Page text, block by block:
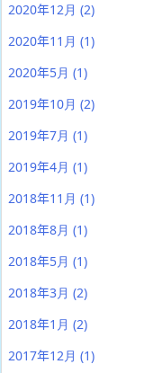
2020年12月 (2)
2020年11月 (1)
2020年5月 (1)
2019年10月 (2)
2019年7月 (1)
2019年4月 (1)
2018年11月 (1)
2018年8月 (1)
2018年5月 (1)
2018年3月 (2)
2018年1月 (2)
2017年12月 (1)